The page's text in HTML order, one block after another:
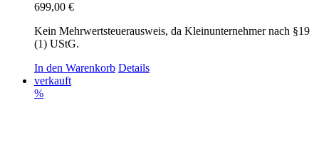
699,00 €
Kein Mehrwertsteuerausweis, da Kleinunternehmer nach §19
(1) UStG.
In den Warenkorb Details
verkauft
%